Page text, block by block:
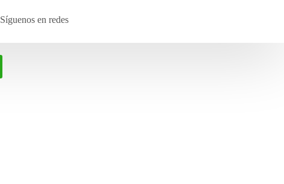
Síguenos en redes